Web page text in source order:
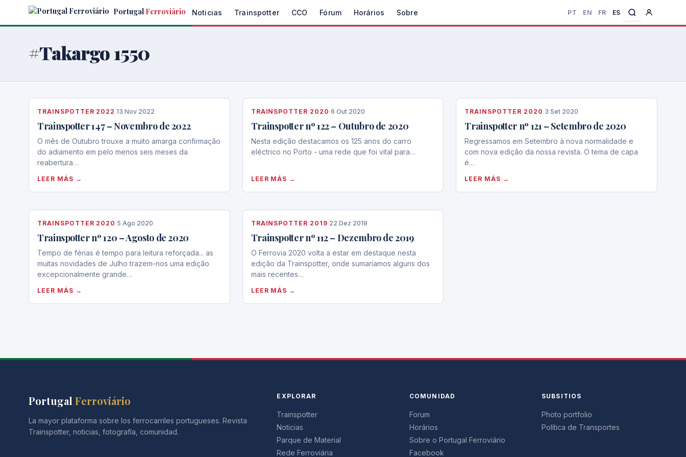
Portugal Ferroviário Noticias Trainspotter CCO Fórum Horários Sobre PT EN FR ES
#Takargo 1550
TRAINSPOTTER 2022 ·13 Nov 2022
Trainspotter 147 – Novembro de 2022
O mês de Outubro trouxe a muito amarga confirmação
do adiamento em pelo menos seis meses da
reabertura…
LEER MÁS →
TRAINSPOTTER 2020 ·6 Out 2020
Trainspotter nº 122 – Outubro de 2020
Nesta edição destacamos os 125 anos do carro
eléctrico no Porto - uma rede que foi vital para…
LEER MÁS →
TRAINSPOTTER 2020 ·3 Set 2020
Trainspotter nº 121 – Setembro de 2020
Regressamos em Setembro à nova normalidade e
com nova edição da nossa revista. O tema de capa
é…
LEER MÁS →
TRAINSPOTTER 2020 ·5 Ago 2020
Trainspotter nº 120 – Agosto de 2020
Tempo de férias é tempo para leitura reforçada... as
muitas novidades de Julho trazem-nos uma edição
excepcionalmente grande…
LEER MÁS →
TRAINSPOTTER 2019·22 Dez 2019
Trainspotter nº 112 – Dezembro de 2019
O Ferrovia 2020 volta a estar em destaque nesta
edição da Trainspotter, onde sumariamos alguns dos
mais recentes…
LEER MÁS →
Portugal Ferroviário
La mayor plataforma sobre los ferrocarriles portugueses. Revista
Trainspotter, noticias, fotografía, comunidad.
EXPLORAR
Trainspotter
Noticias
Parque de Material
Rede Ferroviária
COMUNIDAD
Forum
Horários
Sobre o Portugal Ferroviário
Facebook
SUBSITIOS
Photo portfolio
Política de Transportes